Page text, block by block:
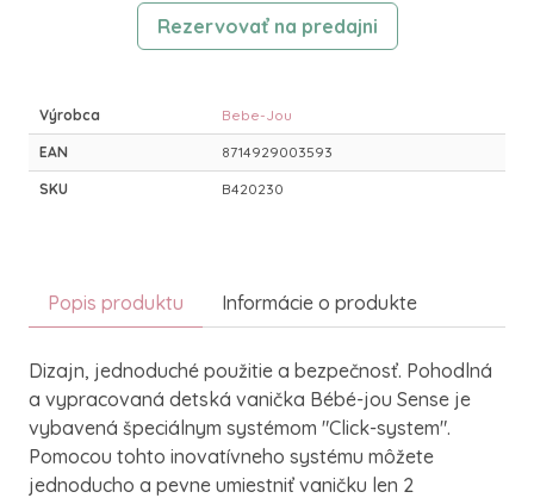
Rezervovať na predajni
Výrobca Bebe-Jou
EAN 8714929003593
SKU B420230
Popis produktu Informácie o produkte
Dizajn, jednoduché použitie a bezpečnosť. Pohodlná
a vypracovaná detská vanička Bébé-jou Sense je
vybavená špeciálnym systémom "Click-system".
Pomocou tohto inovatívneho systému môžete
jednoducho a pevne umiestniť vaničku len 2